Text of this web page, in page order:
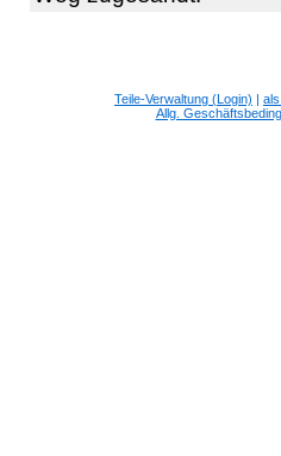
Teile-Verwaltung (Login) |
Allg.